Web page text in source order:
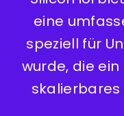
eine
speziell für
wurde, die